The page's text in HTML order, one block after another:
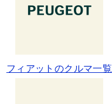
フィアットのクルマ一覧